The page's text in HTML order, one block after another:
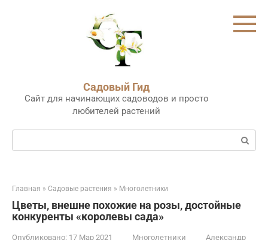
Садовый Гид
Сайт для начинающих садоводов и просто
любителей растений
Поиск:
Главная » Садовые растения » Многолетники
Цветы, внешне похожие на розы, достойные
конкуренты «королевы сада»
Опубликовано: 17 Мар 2021 Многолетники
Александр